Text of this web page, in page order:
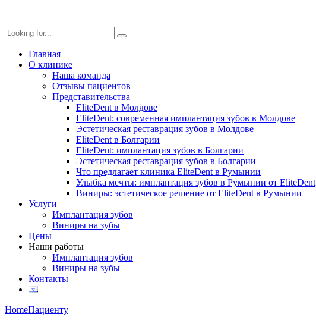
Главная
О клинике
Наша команда
Отзывы пациентов
Представительства
EliteDent в Молдове
EliteDent: современная имплантация зубов в Молдове
Эстетическая реставрация зубов в Молдове
EliteDent в Болгарии
EliteDent: имплантация зубов в Болгарии
Эстетическая реставрация зубов в Болгарии
Что предлагает клиника EliteDent в Румынии
Улыбка мечты: имплантация зубов в Румынии от EliteDent
Виниры: эстетическое решение от EliteDent в Румынии
Услуги
Имплантация зубов
Виниры на зубы
Цены
Наши работы
Имплантация зубов
Виниры на зубы
Контакты
HomeПациенту